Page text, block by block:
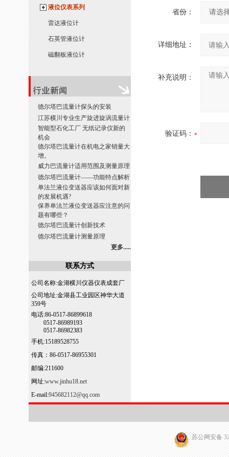
液位仪表系列
雷达液位计
石英管液位计
磁翻板液位计
德尔塔巴流量计探头的安装
江苏横川专业生产旋进旋涡流量计
智能型石化工厂 无纸记录仪新的
机会
德尔塔巴流量计在机电之家销量大
增。
威力巴流量计适用范围及测量原理
德尔塔巴流量计——功能特点解析
单法兰液位变送器应该如何面对新
的发展机遇?
保养单法兰液位变送器应注意的问
题有哪些？
德尔塔巴流量计创新技术
德尔塔巴流量计测量原理
更多.....
联系方式
公司名称:金湖横川仪器仪表成套厂
公司地址:金湖县工业园区神华大道
359号
电话:86-0517-86899618
0517-86989193
0517-86982383
手机:15189528755
传真：86-0517-86955301
邮编:211600
网址:www.jinhu18.net
E-mail:945682112@qq.com
省份：
详细地址：
补充说明：
验证码：
苏公网安备